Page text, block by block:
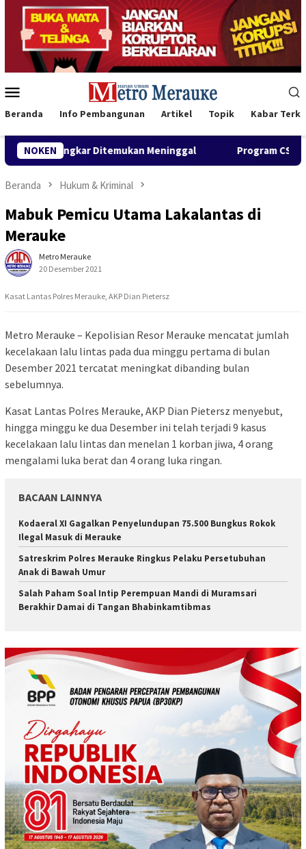
Loncat
konten
Mobile
Beranda Info Pembangunan Artikel Topik Kabar
NOKEN
Meninggal Program CSR Unggulan Pertamina
Beranda Hukum & Kriminal
Mabuk Pemicu Utama Lakalantas di
Merauke
Metro Merauke
20 Desember 2021
Kasat Lantas Polres Merauke, AKP Dian Pietersz
Metro Merauke – Kepolisian Resor Merauke mencatat jumlah
kecelakaan lalu lintas pada dua minggu pertama di bulan
Desember 2021 tercatat meningkat dibanding bulan
sebelumnya.
Kasat Lantas Polres Merauke, AKP Dian Pietersz menyebut,
hingga minggu ke dua Desember ini telah terjadi 9 kasus
kecelakaan lalu lintas dan menelan 1 korban jiwa, 4 orang
mengalami luka berat dan 4 orang luka ringan.
BACAAN LAINNYA
​Kodaeral XI Gagalkan Penyelundupan 75.500 Bungkus Rokok
Ilegal Masuk di Merauke
Satreskrim Polres Merauke Ringkus Pelaku Persetubuhan
Anak di Bawah Umur
Salah Paham Soal Intip Perempuan Mandi di Muramsari
Berakhir Damai di Tangan Bhabinkamtibmas